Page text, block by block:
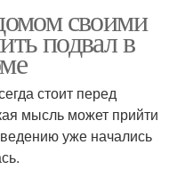
своими
подвал в
стоит перед
мысль может прийти
уже начались